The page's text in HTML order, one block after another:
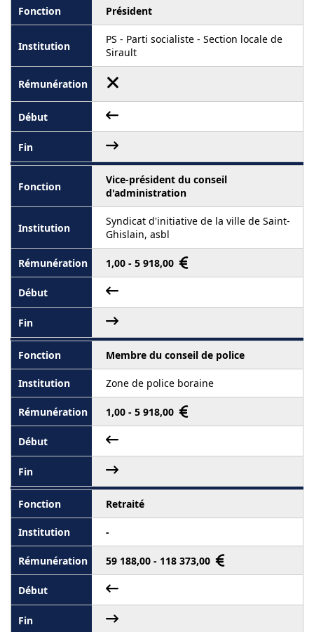
Président
PS - Parti socialiste - Section locale de
Sirault
Vice-président du conseil
d'administration
Syndicat d'initiative de la ville de Saint-
Ghislain, asbl
1,00 - 5 918,00
Membre du conseil de police
Zone de police boraine
1,00 - 5 918,00
Retraité
-
59 188,00 - 118 373,00